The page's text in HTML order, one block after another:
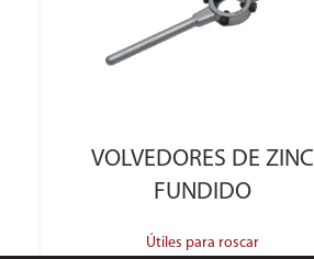
VOLVEDORES DE ZINC
FUNDIDO
Útiles para roscar